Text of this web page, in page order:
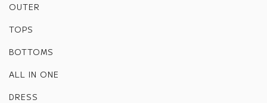
OUTER
TOPS
BOTTOMS
ALL IN ONE
DRESS